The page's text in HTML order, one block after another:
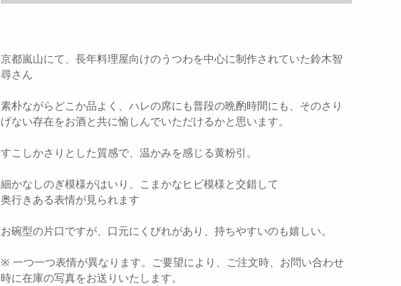
京都嵐山にて、長年料理屋向けのうつわを中心に制作されていた鈴木智
尋さん
素朴ながらどこか品よく、ハレの席にも普段の晩酌時間にも、そのさり
げない存在をお酒と共に愉しんでいただけるかと思います。
すこしかさりとした質感で、温かみを感じる黄粉引。
細かなしのぎ模様がはいり、こまかなヒビ模様と交錯して
奥行きある表情が見られます
お碗型の片口ですが、口元にくびれがあり、持ちやすいのも嬉しい。
※ 一つ一つ表情が異なります。ご要望により、ご注文時、お問い合わせ
時に在庫の写真をお送りいたします。